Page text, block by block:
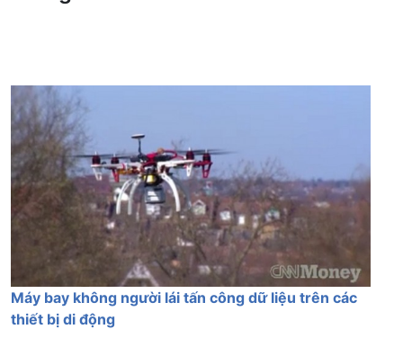
Máy bay không người lái tấn công dữ liệu trên các
thiết bị di động